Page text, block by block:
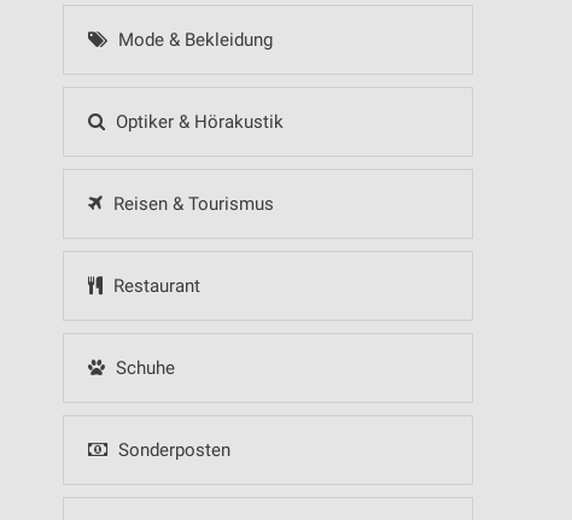
Mode & Bekleidung
Optiker & Hörakustik
Reisen & Tourismus
Restaurant
Schuhe
Sonderposten